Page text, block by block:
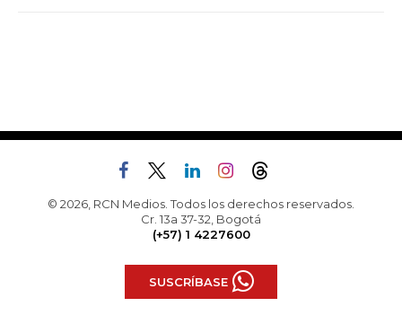
© 2026, RCN Medios. Todos los derechos reservados.
Cr. 13a 37-32, Bogotá
(+57) 1 4227600
SUSCRÍBASE